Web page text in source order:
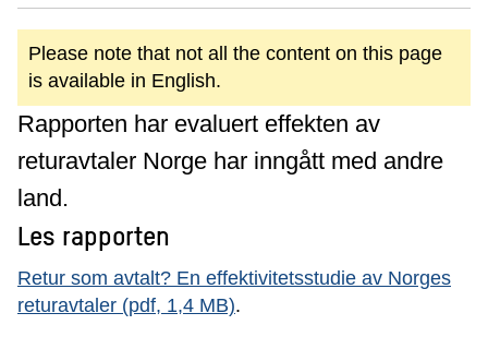
Please note that not all the content on this page
is available in English.
Rapporten har evaluert effekten av
returavtaler Norge har inngått med andre
land.
Les rapporten
Retur som avtalt? En effektivitetsstudie av Norges
returavtaler (pdf, 1,4 MB).